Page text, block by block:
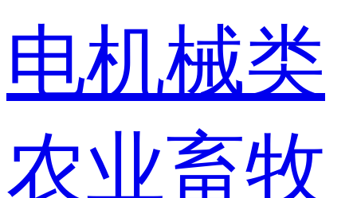
电机械类
农业畜牧